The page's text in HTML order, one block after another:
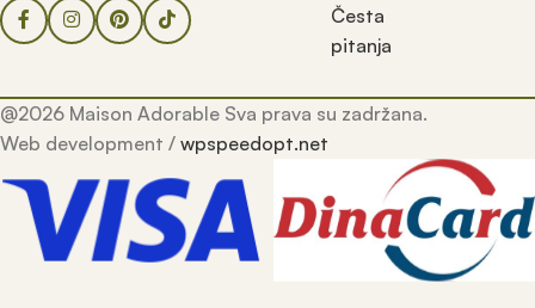
Česta
pitanja
@2026 Maison Adorable Sva prava su zadržana.
Web development / wpspeedopt.net